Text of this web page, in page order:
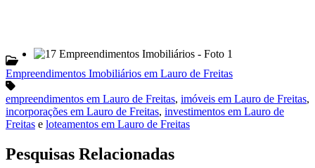
Empreendimentos Imobiliários em Lauro de Freitas
empreendimentos em Lauro de Freitas, imóveis em Lauro de Freitas,
incorporações em Lauro de Freitas, investimentos em Lauro de
Freitas e loteamentos em Lauro de Freitas
Pesquisas Relacionadas